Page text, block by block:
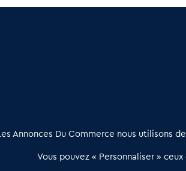
pour les acteurs de l’immobilier commercial
02
Annonces Du Commerce nous utilisons
Vous pouvez « Personnaliser »